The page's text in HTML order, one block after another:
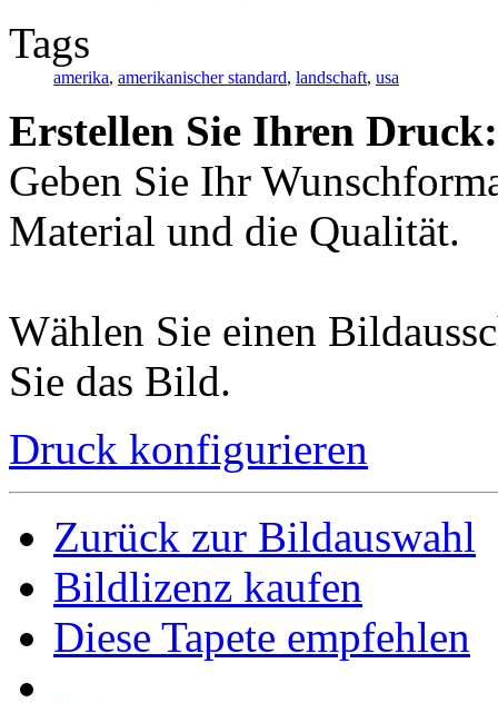
Tags
amerika, amerikanischer standard, landschaft, usa
Erstellen Sie Ihren Druck:
Geben Sie Ihr
Material und die Qualität.
Wählen Sie einen
Sie das Bild.
Druck konfigurieren
Zurück zur Bildauswahl
Bildlizenz kaufen
Diese Tapete empfehlen